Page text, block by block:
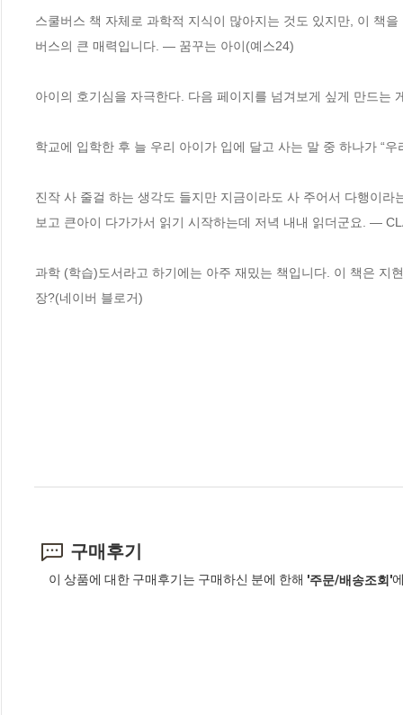
스쿨버스 책 자체로 과학적 지식이 많아지는 것도 있지만, 이 책
버스의 큰 매력입니다. ― 꿈꾸는 아이(예스24)
아이의 호기심을 자극한다. 다음 페이지를 넘겨보게 싶게 만드
학교에 입학한 후 늘 우리 아이가 입에 달고 사는 말 중 하나가 “
진작 사 줄걸 하는 생각도 들지만 지금이라도 사 주어서 다행이
보고 큰아이 다가가서 읽기 시작하는데 저녁 내내 읽더군요. ―
과학 (학습)도서라고 하기에는 아주 재밌는 책입니다. 이 책은
장?(네이버 블로거)
구매후기
이 상품에 대한 구매후기는 구매하신 분에 한해 '주문/배송조회'